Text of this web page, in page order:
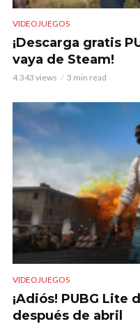
VIDEOJUEGOS
¡Descarga gratis
vaya de Steam!
4.343 views 3 min read
VIDEOJUEGOS
¡Adiós! PUBG Lite
después de abril